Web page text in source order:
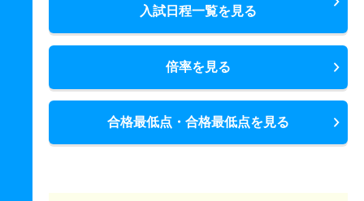
入試日程一覧を見る
倍率を見る
合格最低点・合格最低点を見る